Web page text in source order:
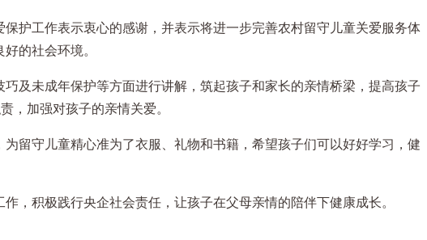
护工作表示衷心的感谢，并表示将进一步完善农村留守儿童关爱服务体
的社会环境。
及未成年保护等方面进行讲解，筑起孩子和家长的亲情桥梁，提高孩子
，加强对孩子的亲情关爱。
留守儿童精心准为了衣服、礼物和书籍，希望孩子们可以好好学习，健
，积极践行央企社会责任，让孩子在父母亲情的陪伴下健康成长。